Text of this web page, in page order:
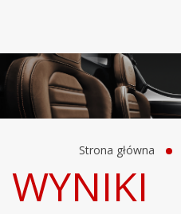
Strona główna
WYNIKI